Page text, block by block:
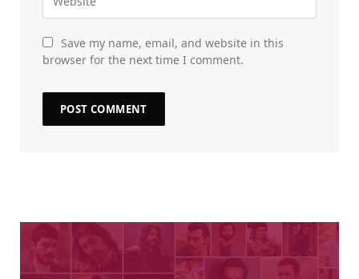
Save my name, email, and website in this
browser for the next time I comment.